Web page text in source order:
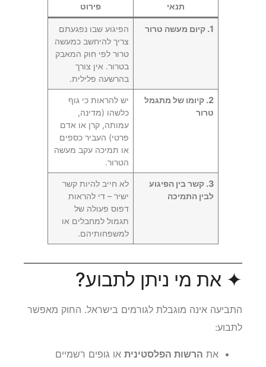
תנאי פירוט
1. קיום מעשה טרור
הפיגוע שבו נפגעתם
צריך להיחשב כמעשה
טרור לפי חוק המאבק
בטרור. אין צורך
בהרשעה פלילית.
2. קיומו של מתגמל
טרור
יש להראות כי גוף
כלשהו (מדינה,
עמותה, קרן או אדם
פרטי) העביר כספים
או תמיכה עקב מעשה
הטרור.
3. קשר בין הפיגוע
לבין התמיכה
לא חייב להיות קשר
ישיר – די להראות
דפוס פעולה של
תגמול למחבלים או
למשפחותיהם.
✦ את מי ניתן לתבוע?
התביעה אינה מוגבלת לגורמים בישראל. החוק מאפשר
לתבוע:
את הרשות הפלסטינית או גופים רשמיים